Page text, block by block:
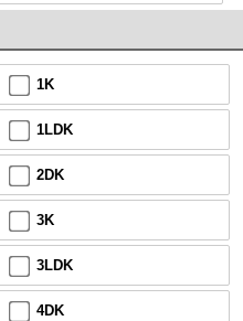
1K
1LDK
2DK
3K
3LDK
4DK